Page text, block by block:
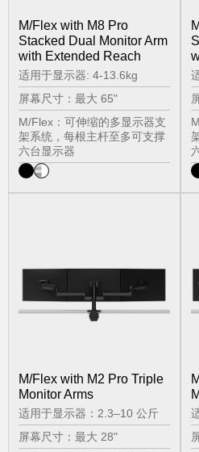
选择您的位置
注册
注册
M/Flex with M8 Pro
Stacked Dual Monitor Arm
with Extended Reach
适用于显示器: 4-13.6kg
屏幕尺寸：最大 65"
M/Flex：可伸缩的多显示器支
架系统，每根主杆至多可支撑
六台显示器
M/Flex with M2 Pro Triple
Monitor Arms
适用于显示器：2.3–10 公斤
屏幕尺寸：最大 28"